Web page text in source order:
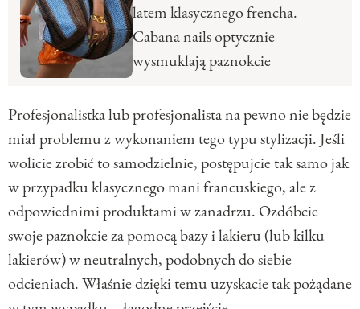
latem klasycznego frencha.
Cabana nails optycznie
wysmuklają paznokcie
Profesjonalistka lub profesjonalista na pewno nie będzie
miał problemu z wykonaniem tego typu stylizacji. Jeśli
wolicie zrobić to samodzielnie, postępujcie tak samo jak
w przypadku klasycznego mani francuskiego, ale z
odpowiednimi produktami w zanadrzu. Ozdóbcie
swoje paznokcie za pomocą bazy i lakieru (lub kilku
lakierów) w neutralnych, podobnych do siebie
odcieniach. Właśnie dzięki temu uzyskacie tak pożądane